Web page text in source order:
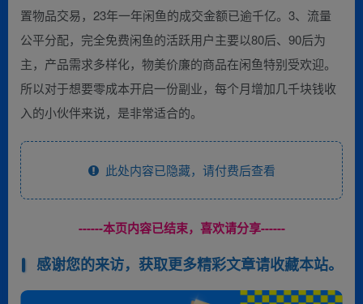
置物品交易，23年一年闲鱼的成交金额已逾千亿。3、流量
公平分配，完全免费闲鱼的活跃用户主要以80后、90后为
主，产品需求多样化，物美价廉的商品在闲鱼特别受欢迎。
所以对于想要零成本开启一份副业，每个月增加几千块钱收
入的小伙伴来说，是非常适合的。
此处内容已隐藏，请付费后查看
------本页内容已结束，喜欢请分享------
感谢您的来访，获取更多精彩文章请收藏本站。